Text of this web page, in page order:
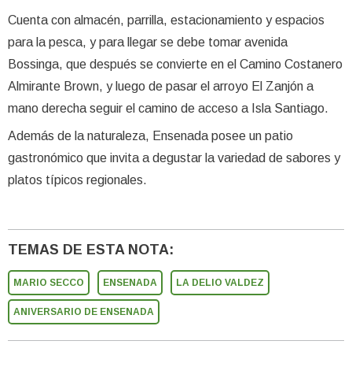
Cuenta con almacén, parrilla, estacionamiento y espacios
para la pesca, y para llegar se debe tomar avenida
Bossinga, que después se convierte en el Camino Costanero
Almirante Brown, y luego de pasar el arroyo El Zanjón a
mano derecha seguir el camino de acceso a Isla Santiago.
Además de la naturaleza, Ensenada posee un patio
gastronómico que invita a degustar la variedad de sabores y
platos típicos regionales.
TEMAS DE ESTA NOTA:
MARIO SECCO ENSENADA LA DELIO VALDEZ
ANIVERSARIO DE ENSENADA